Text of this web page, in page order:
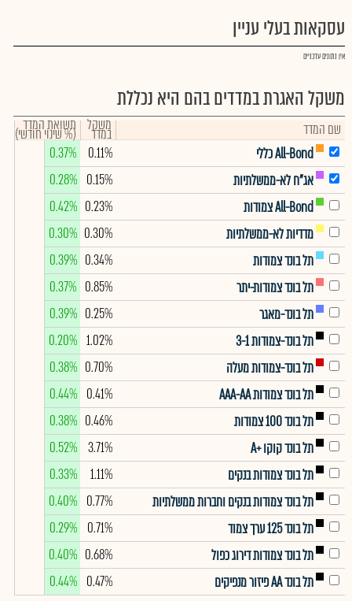
עסקאות בעלי עניין
אין נתונים עדכניים
משקל האגרת במדדים בהם היא נכללת
שם המדד משקל
במדד תשואת המדד
(% שינוי חודשי)
All-Bond כללי
0.11%
0.37%
אג"ח לא-ממשלתיות
0.15%
0.28%
All-Bond צמודות
0.23%
0.42%
מדדיות לא-ממשלתיות
0.30%
0.30%
תל בונד צמודות
0.34%
0.39%
תל בונד צמודות-יתר
0.85%
0.37%
תל בונד-מאגר
0.25%
0.39%
תל בונד-צמודות 3-1
1.02%
0.20%
תל בונד-צמודות מעלה
0.70%
0.38%
תל בונד צמודות AAA-AA
0.41%
0.44%
תל בונד 100 צמודות
0.46%
0.38%
תל בונד קוקו +A
3.71%
0.52%
תל בונד צמודות בנקים
1.11%
0.33%
תל בונד צמודות בנקים וחברות ממשלתיות
0.77%
0.40%
תל בונד 125 ערך צמוד
0.71%
0.29%
תל בונד צמודות דירוג כפול
0.68%
0.40%
תל בונד AA פיזור מנפיקים
0.47%
0.44%